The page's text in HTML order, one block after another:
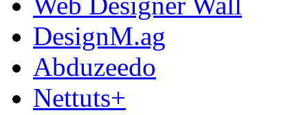
DesignM.ag
Abduzeedo
Nettuts+